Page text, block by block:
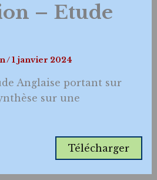
– Etude
/1 janvier 2024
Anglaise portant sur
sur une
Télécharger